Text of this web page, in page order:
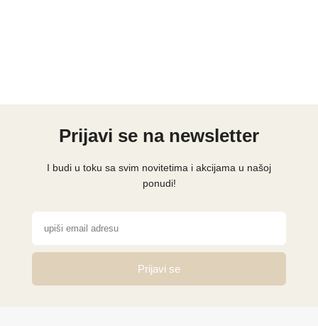
Prijavi se na newsletter
I budi u toku sa svim novitetima i akcijama u našoj
ponudi!
Prijavi se